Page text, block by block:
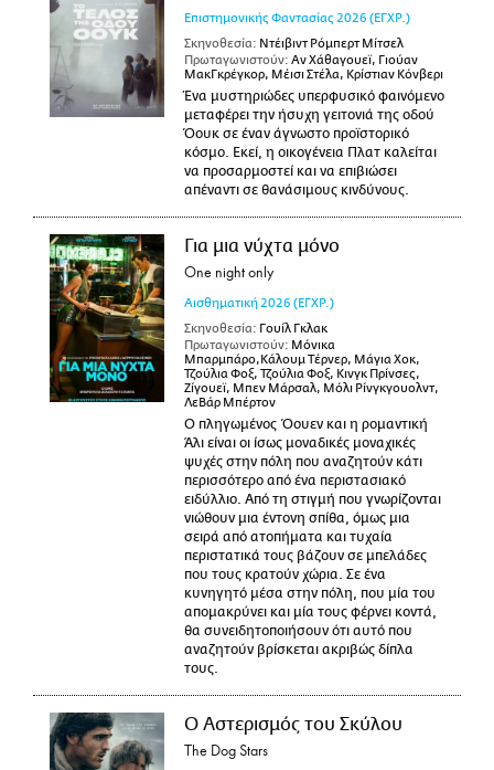
Επιστημονικής Φαντασίας 2026 (ΕΓΧΡ.)
Σκηνοθεσία: Ντέιβιντ Ρόμπερτ Μίτσελ
Πρωταγωνιστούν: Αν Χάθαγουεϊ, Γιούαν
ΜακΓκρέγκορ, Μέισι Στέλα, Κρίστιαν Κόνβερι
Ένα μυστηριώδες υπερφυσικό φαινόμενο
μεταφέρει την ήσυχη γειτονιά της οδού
Όουκ σε έναν άγνωστο προϊστορικό
κόσμο. Εκεί, η οικογένεια Πλατ καλείται
να προσαρμοστεί και να επιβιώσει
απέναντι σε θανάσιμους κινδύνους.
Για μια νύχτα μόνο
One night only
Αισθηματική 2026 (ΕΓΧΡ.)
Σκηνοθεσία: Γουίλ Γκλακ
Πρωταγωνιστούν: Μόνικα
Μπαρμπάρο,Κάλουμ Τέρνερ, Μάγια Χοκ,
Τζούλια Φοξ, Τζούλια Φοξ, Κινγκ Πρίνσες,
Ζίγουεϊ, Μπεν Μάρσαλ, Μόλι Ρίνγκγουολντ,
ΛεΒάρ Μπέρτον
Ο πληγωμένος Όουεν και η ρομαντική
Άλι είναι οι ίσως μοναδικές μοναχικές
ψυχές στην πόλη που αναζητούν κάτι
περισσότερο από ένα περιστασιακό
ειδύλλιο. Από τη στιγμή που γνωρίζονται
νιώθουν μια έντονη σπίθα, όμως μια
σειρά από ατοπήματα και τυχαία
περιστατικά τους βάζουν σε μπελάδες
που τους κρατούν χώρια. Σε ένα
κυνηγητό μέσα στην πόλη, που μία του
απομακρύνει και μία τους φέρνει κοντά,
θα συνειδητοποιήσουν ότι αυτό που
αναζητούν βρίσκεται ακριβώς δίπλα
τους.
Ο Αστερισμός του Σκύλου
The Dog Stars